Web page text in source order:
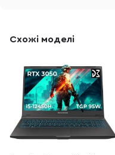
Схожі моделі